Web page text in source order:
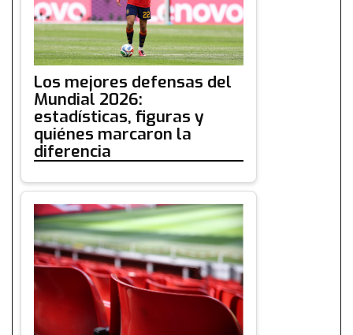
Los mejores defensas del
Mundial 2026:
estadísticas, figuras y
quiénes marcaron la
diferencia